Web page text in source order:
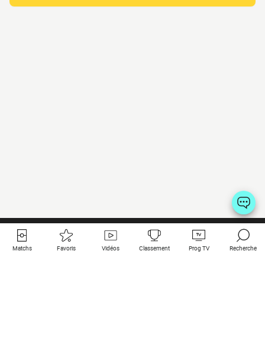
Matchs Favoris Vidéos Classement Prog TV Recherche